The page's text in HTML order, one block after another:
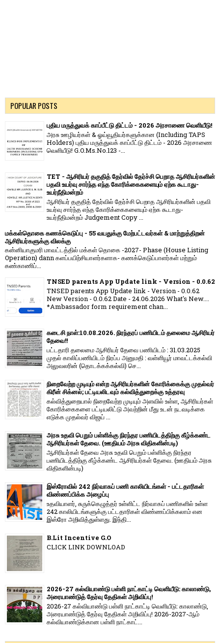
POPULAR POSTS
புதிய மருத்துவக் காப்பீட்டு திட்டம் - 2026 அரசாணை வெளியீடு!
அரசு ஊழியர்கள் & ஓய்வூதியர்களுக்கான (Including TAPS
Holders) புதிய மருத்துவக் காப்பீட்டு திட்டம் - 2026 அரசாணை
வெளியீடு! G.O.Ms.No.123 -...
TET - ஆசிரியர் தகுதித் தேர்வில் தேர்ச்சி பெறாத ஆசிரியர்களின்
பதவி உயர்வு சார்ந்த எந்த கோரிக்கைகளையும் ஏற்க கூடாது-
உயர்நீதிமன்றம்
ஆசிரியர் தகுதித் தேர்வில் தேர்ச்சி பெறாத ஆசிரியர்களின் பதவி
உயர்வு சார்ந்த எந்த கோரிக்கைகளையும் ஏற்க கூடாது-
உயர்நீதிமன்றம் Judgement Copy ...
மக்கள்தொகை கணக்கெடுப்பு - 55 வயதுக்கு மேற்பட்டவர்கள் & மாற்றுத்திறன்
ஆசிரியர்களுக்கு விலக்கு
கன்னியாகுமரி மாவட்டத்தில் மக்கள் தொகை -2027- Phase (House Listing
Operation) dann களப்பயிற்சியாளர்களாக- கணக்கெடுப்பாளர்கள் மற்றும்
கண்காணிப்...
TNSED parents App Update link - Version - 0.0.62
TNSED parents App Update link - Version - 0.0.62
New Version - 0.0.62 Date - 24.06.2026 What's New....
*Ambassador form requirement chan...
கடைசி நாள்:10.08.2026. நிரந்தரப் பணியிடம் தலைமை ஆசிரியர்
தேவை!!
பட்டதாரி தலைமை ஆசிரியர் தேவை பணியிடம் : 31.03.2025
முதல் காலிப்பணியிடம் நிரப்ப அனுமதி : வள்ளியூர் மாவட்டக்கல்வி
அலுவலரின் (தொடக்கக்கல்வி) செ...
நிறைவேற்ற முடியும் என்ற ஆசிரியர்களின் கோரிக்கைக்கு முதல்வர்
கிரீன் சிக்னல்; பட்டியலிடவும் கல்வித்துறைக்கு உத்தரவு
கல்வித்துறையால் நிறைவேற்ற முடியும் அளவில் உள்ள, ஆசிரியர்கள்
கோரிக்கைகளை பட்டியலிட்டு அவற்றின் மீது உடன் நடவடிக்கை
எடுக்க முதல்வர் விஜய் ...
அரசு உதவி பெறும் பள்ளிக்கு நிரந்தர பணியிடத்திற்கு கீழ்க்கண்ட
ஆசிரியர்கள் தேவை. (ஊதியம் அரசு விதிகளின்படி)
ஆசிரியர்கள் தேவை அரசு உதவி பெறும் பள்ளிக்கு நிரந்தர
பணியிடத்திற்கு கீழ்க்கண்ட ஆசிரியர்கள் தேவை. (ஊதியம் அரசு
விதிகளின்படி)
இஸ்ரோவில் 242 நிர்வாகப் பணி காலியிடங்கள் - பட்டதாரிகள்
விண்ணப்பிக்க அழைப்பு
உதவியாளர், சுருக்கெழுத்தர் உள்ளிட்ட நிர்வாகப் பணிகளில் உள்ள
242 காலியிடங்களுக்கு பட்டதாரிகள் விண்ணப்பிக்கலாம் என
இஸ்ரோ அறிவித்துள்ளது. இந்தி...
B.Lit Incentive G.O
CLICK LINK DOWNLOAD
2026-27 கல்வியாண்டு பள்ளி நாட்காட்டி வெளியீடு: காலாண்டு,
அரையாண்டுத் தேர்வு தேதிகள் அறிவிப்பு!
2026-27 கல்வியாண்டு பள்ளி நாட்காட்டி வெளியீடு: காலாண்டு,
அரையாண்டுத் தேர்வு தேதிகள் அறிவிப்பு! 2026-2027-ஆம்
கல்வியாண்டுக்கான பள்ளி நாட்காட்...